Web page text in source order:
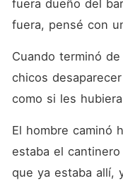
fuera dueño del
fuera, pensé con
Cuando terminó
chicos
como si les
El hombre caminó
estaba el
que ya estaba allí,